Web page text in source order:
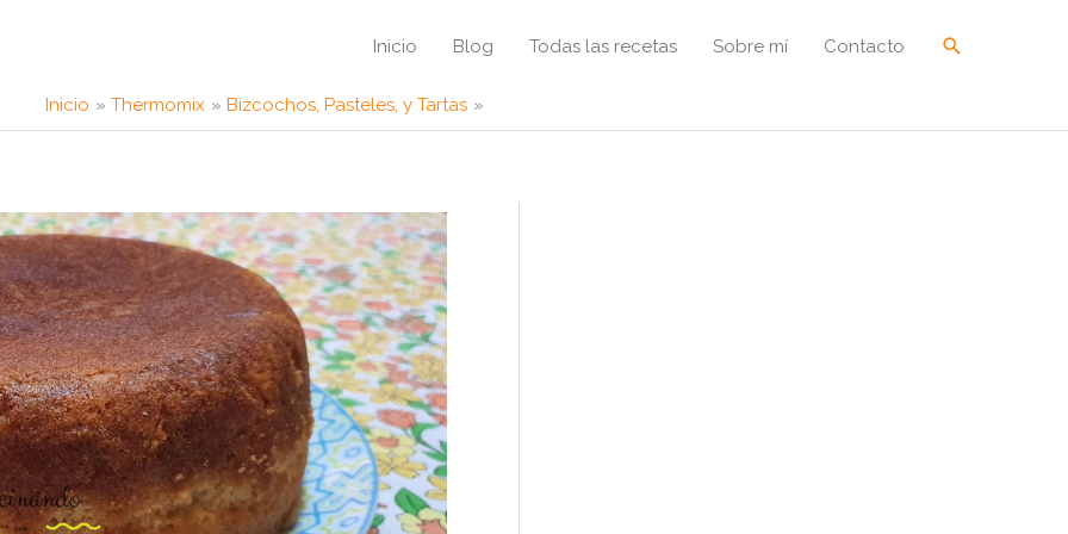
Inicio Blog Todas las recetas Sobre mí Contacto Buscar
Inicio Thermomix Bizcochos, Pasteles, y Tartas